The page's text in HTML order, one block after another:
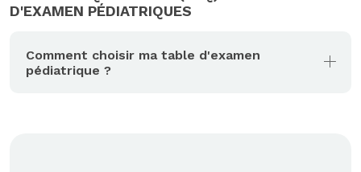
D'EXAMEN PÉDIATRIQUES
Comment choisir ma table d'examen
pédiatrique ?